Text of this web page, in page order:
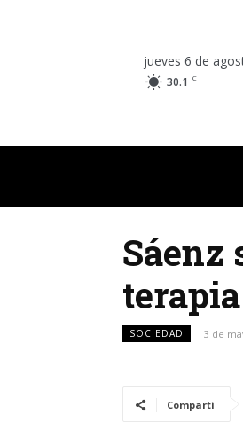
jueves 6 de
30.1 C
Sáenz
SOCIEDAD 3 de
Compartí